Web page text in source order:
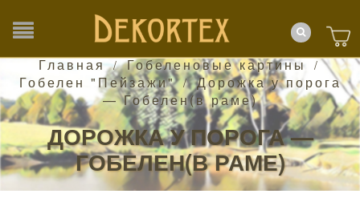
Главная / Гобеленовые картины /
Гобелен "Пейзажи" /Дорожка у порога
— Гобелен(в раме)
ДОРОЖКА У ПОРОГА —
ГОБЕЛЕН(В РАМЕ)